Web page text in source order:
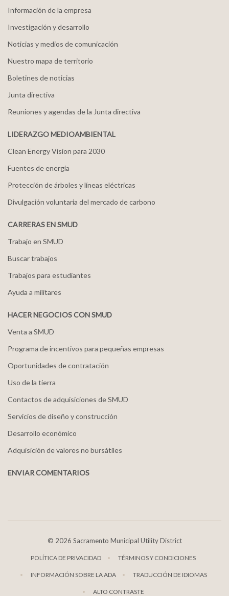
Información de la empresa
Investigación y desarrollo
Noticias y medios de comunicación
Nuestro mapa de territorio
Boletines de noticias
Junta directiva
Reuniones y agendas de la Junta directiva
LIDERAZGO MEDIOAMBIENTAL
Clean Energy Vision para 2030
Fuentes de energía
Protección de árboles y líneas eléctricas
Divulgación voluntaria del mercado de carbono
CARRERAS EN SMUD
Trabajo en SMUD
Buscar trabajos
Trabajos para estudiantes
Ayuda a militares
HACER NEGOCIOS CON SMUD
Venta a SMUD
Programa de incentivos para pequeñas empresas
Oportunidades de contratación
Uso de la tierra
Contactos de adquisiciones de SMUD
Servicios de diseño y construcción
Desarrollo económico
Adquisición de valores no bursátiles
ENVIAR COMENTARIOS
© 2026 Sacramento Municipal Utility District
POLÍTICA DE PRIVACIDAD TÉRMINOS Y CONDICIONES
INFORMACIÓN SOBRE LA ADA TRADUCCIÓN DE IDIOMAS
ALTO CONTRASTE